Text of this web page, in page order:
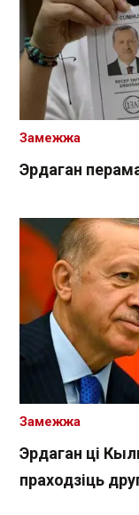
Эрдаган
Замежжа
Эрдаган ці
праходзіць
Замежжа